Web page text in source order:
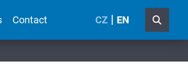
Contact CZ EN